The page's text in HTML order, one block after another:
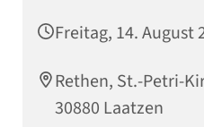
Freitag, 14. August
Rethen, St.-Petri-
30880 Laatzen